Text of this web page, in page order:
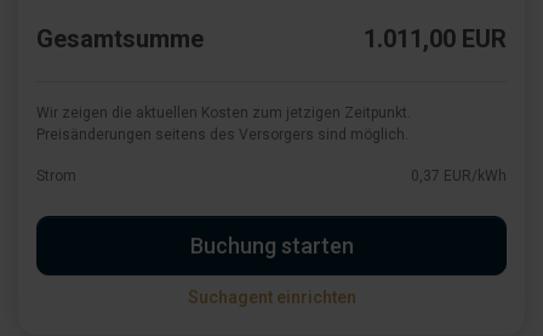
Gesamtsumme 1.011,00 EUR
Wir zeigen die aktuellen Kosten zum jetzigen Zeitpunkt.
Preisänderungen seitens des Versorgers sind möglich.
Strom 0,37 EUR/kWh
Buchung starten
Suchagent einrichten